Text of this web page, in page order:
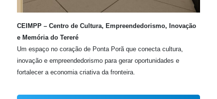
CEIMPP – Centro de Cultura, Empreendedorismo, Inovação
e Memória do Tereré
Um espaço no coração de Ponta Porã que conecta cultura,
inovação e empreendedorismo para gerar oportunidades e
fortalecer a economia criativa da fronteira.